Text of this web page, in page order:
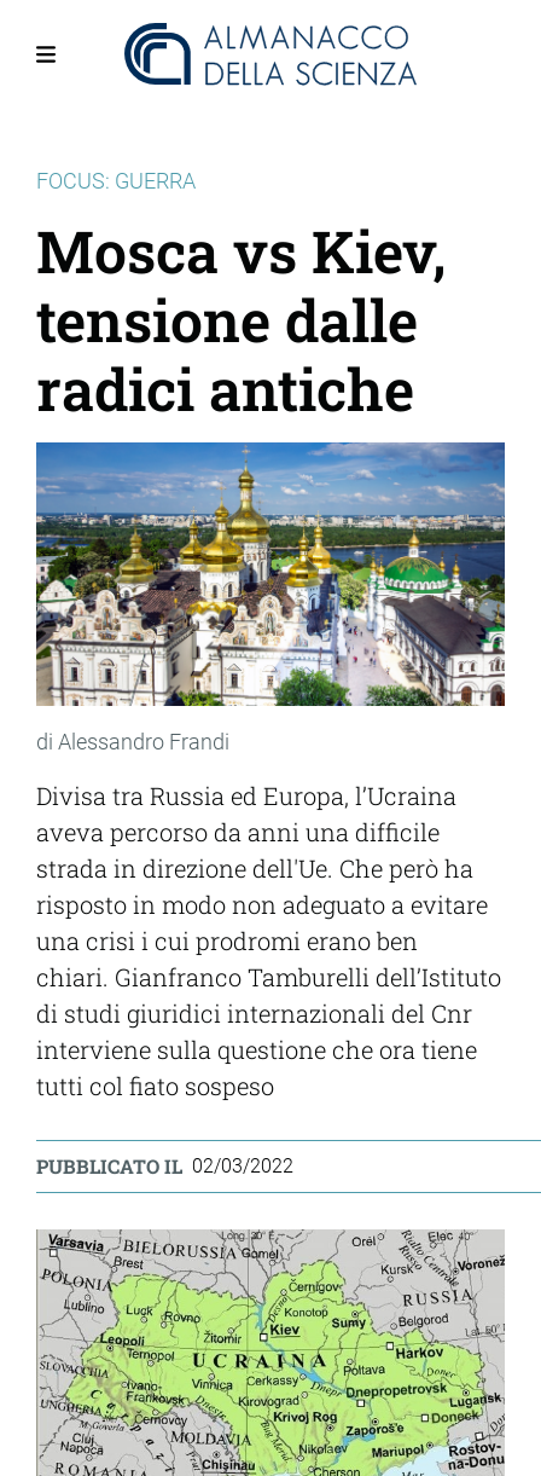
FOCUS: GUERRA
Mosca vs Kiev,
tensione dalle
radici antiche
di Alessandro Frandi
Divisa tra Russia ed Europa, l’Ucraina
aveva percorso da anni una difficile
strada in direzione dell'Ue. Che però ha
risposto in modo non adeguato a evitare
una crisi i cui prodromi erano ben
chiari. Gianfranco Tamburelli dell’Istituto
di studi giuridici internazionali del Cnr
interviene sulla questione che ora tiene
tutti col fiato sospeso
PUBBLICATO IL 02/03/2022